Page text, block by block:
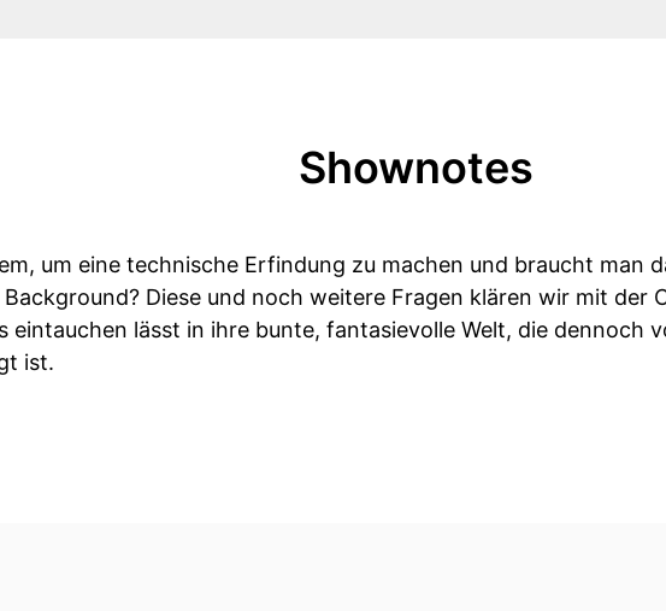
Shownotes
um eine technische Erfindung zu machen und braucht man
Diese und noch weitere Fragen klären wir mit der
eintauchen lässt in ihre bunte, fantasievolle Welt, die dennoch
ist.